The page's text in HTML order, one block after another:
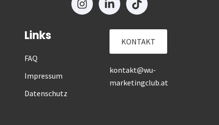
Links
FAQ
Impressum
Datenschutz
KONTAKT
kontakt@wu-
marketingclub.at